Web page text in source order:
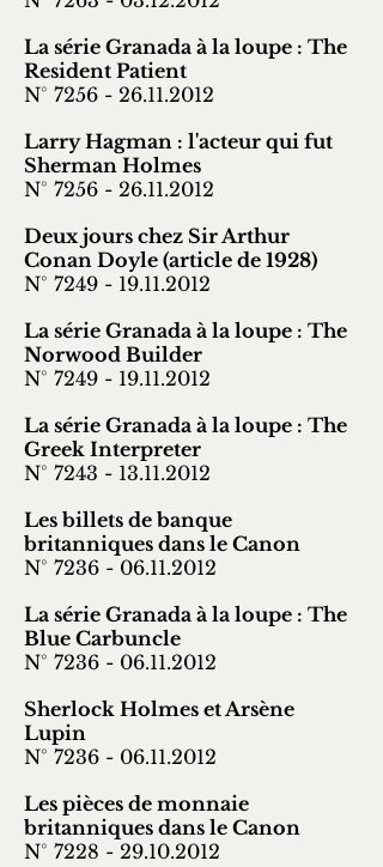
La série Granada à la loupe : The
Resident Patient
N° 7256 - 26.11.2012
Larry Hagman : l'acteur qui fut
Sherman Holmes
N° 7256 - 26.11.2012
Deux jours chez Sir Arthur
Conan Doyle (article de 1928)
N° 7249 - 19.11.2012
La série Granada à la loupe : The
Norwood Builder
N° 7249 - 19.11.2012
La série Granada à la loupe : The
Greek Interpreter
N° 7243 - 13.11.2012
Les billets de banque
britanniques dans le Canon
N° 7236 - 06.11.2012
La série Granada à la loupe : The
Blue Carbuncle
N° 7236 - 06.11.2012
Sherlock Holmes et Arsène
Lupin
N° 7236 - 06.11.2012
Les pièces de monnaie
britanniques dans le Canon
N° 7228 - 29.10.2012